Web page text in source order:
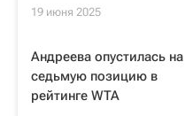
19 июня 2025
Андреева опустилась на
седьмую позицию в
рейтинге WTA